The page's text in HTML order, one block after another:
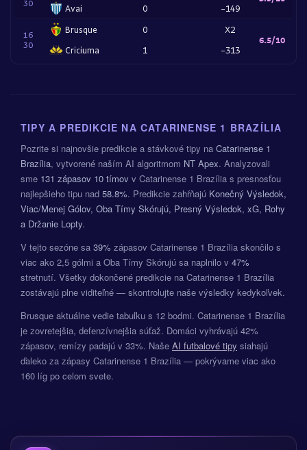
30
Avai
0
-149
16
30
Brusque
Criciuma
0
1
X2
-313
6.5/10
TIPY A PREDIKCIE NA CATARINENSE 1 BRAZÍLIA
Pozrite si najnovšie predikcie a stávkové tipy na Catarinense 1
Brazília, vytvorené naším AI algoritmom NT Apex. Analyzovali
sme 131 zápasov 10 tímov v Catarinense 1 Brazília s presnosťou
najlepšieho tipu nad 58.8%. Predikcie zahŕňajú Konečný Výsledok,
Viac/Menej Gólov, Oba Tímy Skórujú, Presný Výsledok, xG, Rohy
a Držanie Lopty.
V tejto sezóne sa 39% zápasov Catarinense 1 Brazília skončilo s
viac ako 2,5 gólmi a Oba Tímy Skórujú sa naplnilo v 47%
stretnutí. Všetky dokončené predikcie na Catarinense 1 Brazília
zostávajú plne viditeľné — skontrolujte naše výsledky kedykoľvek.
Brusque aktuálne vedie tabuľku s 12 bodmi. Catarinense 1 Brazília
je zovretejšia, defenzívnejšia súťaž. Domáci vyhrávajú 42%
zápasov, remízy padajú v 33%. Naše AI futbalové tipy siahajú
ďaleko za zápasy Catarinense 1 Brazília — pokrývame viac ako
160 líg po celom svete.